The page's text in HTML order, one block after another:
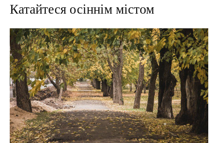
Катайтеся осіннім містом